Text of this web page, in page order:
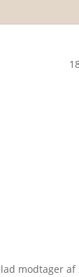
modtager af